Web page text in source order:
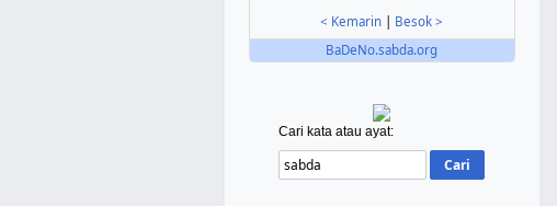
< Kemarin
Besok >
BaDeNo.sabda.org
Cari kata atau ayat: